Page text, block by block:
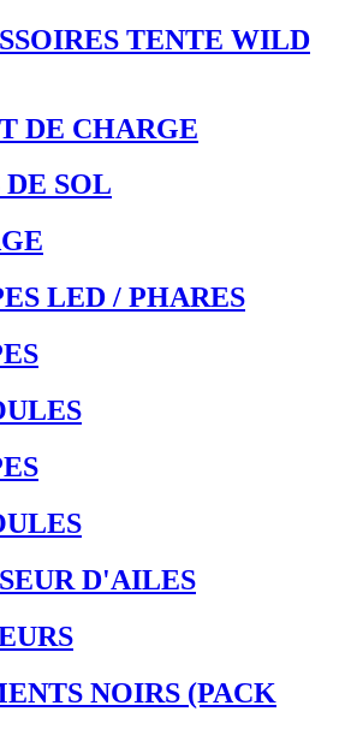
TENTE WILD
DE CHARGE
DE SOL
LED / PHARES
D'AILES
NOIRS (PACK